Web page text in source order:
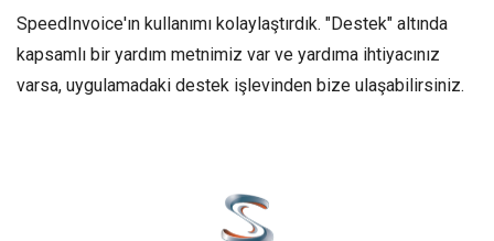
SpeedInvoice'ın kullanımı kolaylaştırdık. "Destek" altında
kapsamlı bir yardım metnimiz var ve yardıma ihtiyacınız
varsa, uygulamadaki destek işlevinden bize ulaşabilirsiniz.